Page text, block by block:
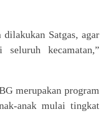
Satgas, agar
kecamatan,”
merupakan program
anak mulai tingkat